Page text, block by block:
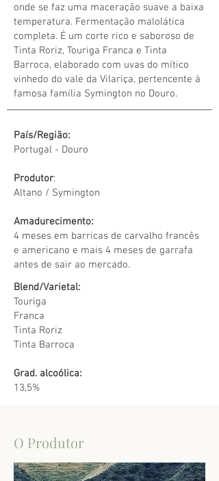
onde se faz uma maceração suave a baixa
temperatura. Fermentação malolática
completa. É um corte rico e saboroso de
Tinta Roriz, Touriga Franca e Tinta
Barroca, elaborado com uvas do mítico
vinhedo do vale da Vilariça, pertencente à
famosa família Symington no Douro.
País/Região:
Portugal - Douro
Produtor:
Altano / Symington
Amadurecimento:
4 meses em barricas de carvalho francês
e americano e mais 4 meses de garrafa
antes de sair ao mercado.
Blend/Varietal:
Touriga
Franca
Tinta Roriz
Tinta Barroca
Grad. alcoólica:
13,5%
O Produtor